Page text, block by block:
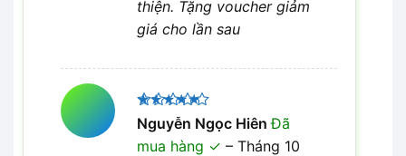
thiện. Tặng voucher giảm
giá cho lần sau
Được xếp
hạng 5
sao
Nguyễn Ngọc HiênĐã
mua hàng
– Tháng 10